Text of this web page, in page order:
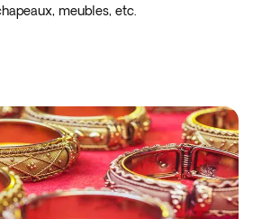
meubles, etc.